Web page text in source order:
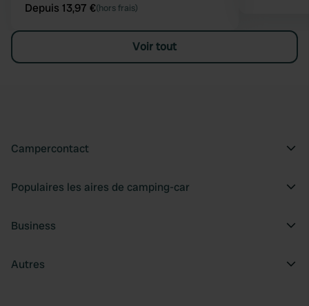
Depuis 13,97 €(hors frais)
Voir tout
Campercontact
Populaires les aires de camping-car
Business
Autres